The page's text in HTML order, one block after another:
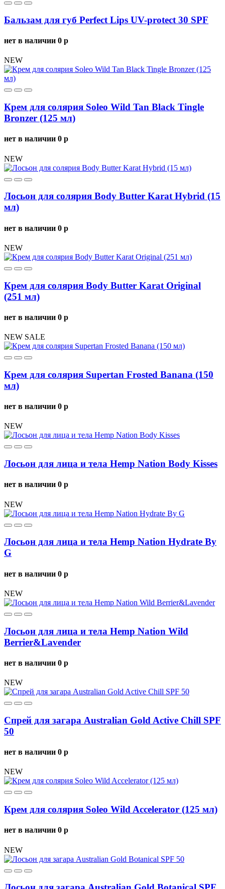
Бальзам для губ Perfect Lips UV-protect 30 SPF
нет в наличии 0 p
NEW
Крем для солярия Soleo Wild Tan Black Tingle
Bronzer (125 мл)
нет в наличии 0 p
NEW
Лосьон для солярия Body Butter Karat Hybrid (15
мл)
нет в наличии 0 p
NEW
Крем для солярия Body Butter Karat Original
(251 мл)
нет в наличии 0 p
NEW SALE
Крем для солярия Supertan Frosted Banana (150
мл)
нет в наличии 0 p
NEW
Лосьон для лица и тела Hemp Nation Body Kisses
нет в наличии 0 p
NEW
Лосьон для лица и тела Hemp Nation Hydrate By
G
нет в наличии 0 p
NEW
Лосьон для лица и тела Hemp Nation Wild
Berrier&Lavender
нет в наличии 0 p
NEW
Спрей для загара Australian Gold Active Chill SPF
50
нет в наличии 0 p
NEW
Крем для солярия Soleo Wild Accelerator (125 мл)
нет в наличии 0 p
NEW